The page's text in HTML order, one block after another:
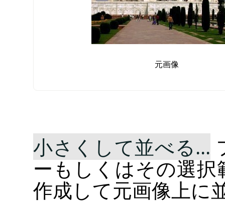
元画像
小さくして並べる...
ーもしくはその選
作成して元画像上に